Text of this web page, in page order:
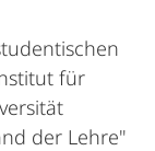
für
der Lehre"